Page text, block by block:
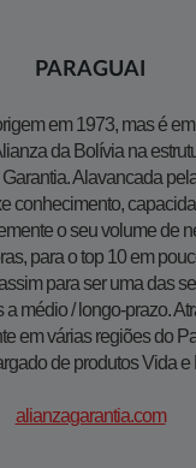
PARAGUAI
em 1973, mas é
da Bolívia na
Alavancada
conhecimento,
o seu volume de
para o top 10 em
para ser uma das
a médio / longo-prazo.
em várias regiões do
de produtos Vida e
alianzagarantia.com